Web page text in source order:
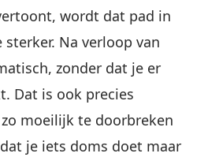
wordt dat pad in
Na verloop van
zonder dat je er
Dat is ook precies
moeilijk te doorbreken
je iets doms doet maar